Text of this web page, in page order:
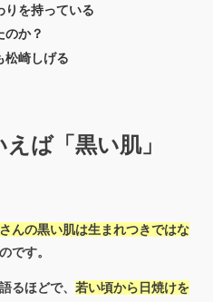
りを持っている
のか？
松崎しげる
ば「黒い肌」
んの黒い肌は生まれつきではな
です。
るほどで、 若い頃から日焼けを